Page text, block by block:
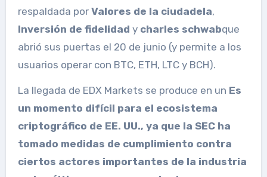
respaldada por Valores de la ciudadela,
Inversión de fidelidad y charles schwabque
abrió sus puertas el 20 de junio (y permite a los
usuarios operar con BTC, ETH, LTC y BCH).
La llegada de EDX Markets se produce en un Es
un momento difícil para el ecosistema
criptográfico de EE. UU., ya que la SEC ha
tomado medidas de cumplimiento contra
ciertos actores importantes de la industria